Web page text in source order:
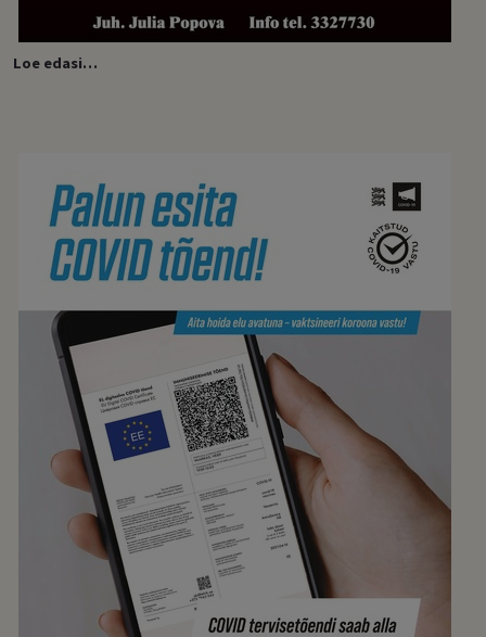
Loe edasi…